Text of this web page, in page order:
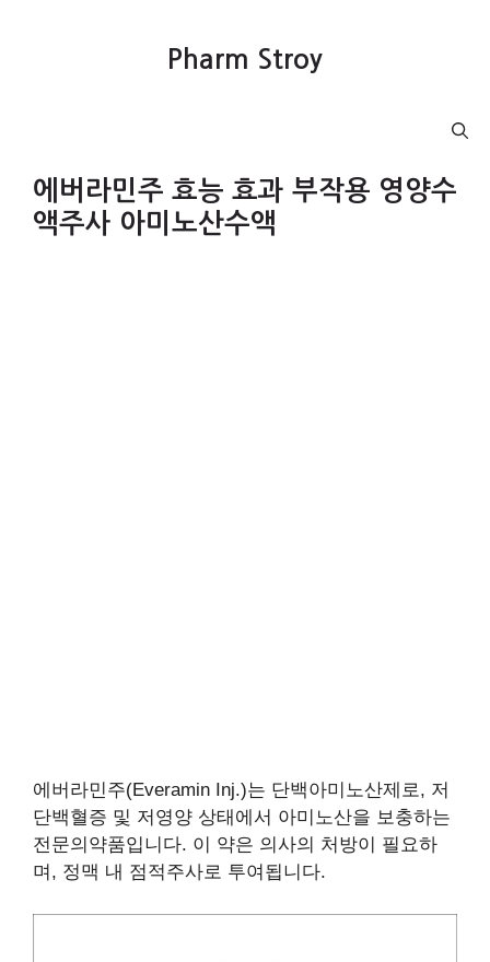
Pharm Stroy
에버라민주 효능 효과 부작용 영양수
액주사 아미노산수액
에버라민주(Everamin Inj.)는 단백아미노산제로, 저
단백혈증 및 저영양 상태에서 아미노산을 보충하는
전문의약품입니다. 이 약은 의사의 처방이 필요하
며, 정맥 내 점적주사로 투여됩니다.